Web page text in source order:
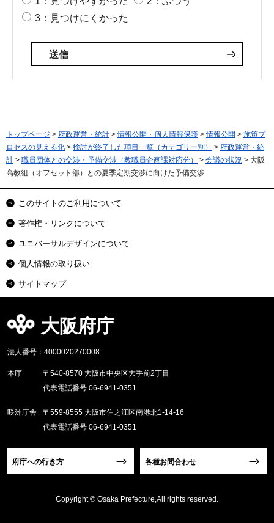
3：見つけにくかった
トップページ > 府政運営・統計 >情報公開・個人情報保護 >情報公開 > 施策プ
ロセスの見える化 > 検討が終了した項目一覧（カテゴリー別） > 府政運営・統
計 > 職員団体との交渉・予備交渉（教職員企画課対応分） > 会議の状況 > 大阪
高教組（オフセット部）との夏季定期交渉に向けた予備交渉
このサイトのご利用について
著作権・リンクについて
ユニバーサルデザインについて
個人情報の取り扱い
サイトマップ
大阪府庁
法人番号：4000020270008
本庁
〒540-8570 大阪市中央区大手前2丁目
代表電話番号 06-6941-0351
咲洲庁舎
〒559-8555 大阪市住之江区南港北1-14-16
代表電話番号 06-6941-0351
府庁への行き方 各種お問合わせ
Copyright © Osaka Prefecture,All rights reserved.